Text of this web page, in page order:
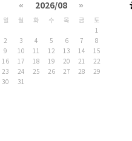
« 2026/08 »
일 월 화 수 목 금
토
1
2
3 4 5 6 7
8
9
10 11 12 13 14
15
16
17 18 19 20 21
22
23
24 25 26 27 28
29
30
31